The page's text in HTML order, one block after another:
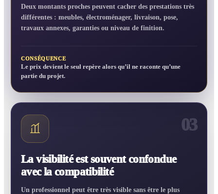
Deux montants proches peuvent cacher des prestations très
différentes : meubles, électroménager, livraison, pose,
travaux annexes, garanties ou niveau de finition.
CONSÉQUENCE
Le prix devient le seul repère alors qu’il ne raconte qu’une
partie du projet.
03
La visibilité est souvent confondue
avec la compatibilité
Un professionnel peut être très visible sans être le plus